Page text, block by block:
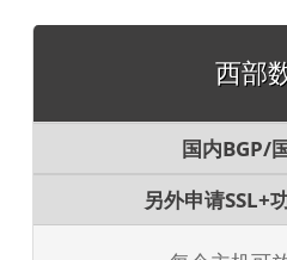
西部
国内BGP/
另外申请SSL+